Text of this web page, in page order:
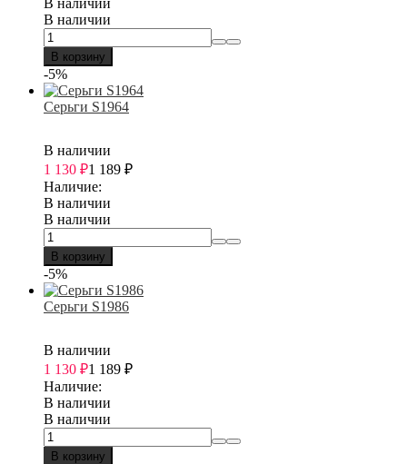
В наличии
В наличии
В корзину
-5%
Серьги S1964
В наличии
1 130 ₽1 189 ₽
Наличие:
В наличии
В наличии
В корзину
-5%
Серьги S1986
В наличии
1 130 ₽1 189 ₽
Наличие:
В наличии
В наличии
В корзину